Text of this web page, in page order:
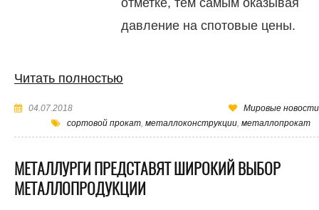
давление на спотовые цены.
Читать полностью
04.07.2018
Мировые новости
сортовой прокат, металлоконструкции, металлопрокат
МЕТАЛЛУРГИ ПРЕДСТАВЯТ ШИРОКИЙ ВЫБОР
МЕТАЛЛОПРОДУКЦИИ